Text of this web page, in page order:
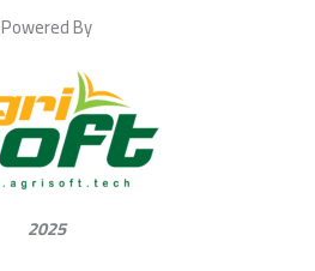
Powered By
2025